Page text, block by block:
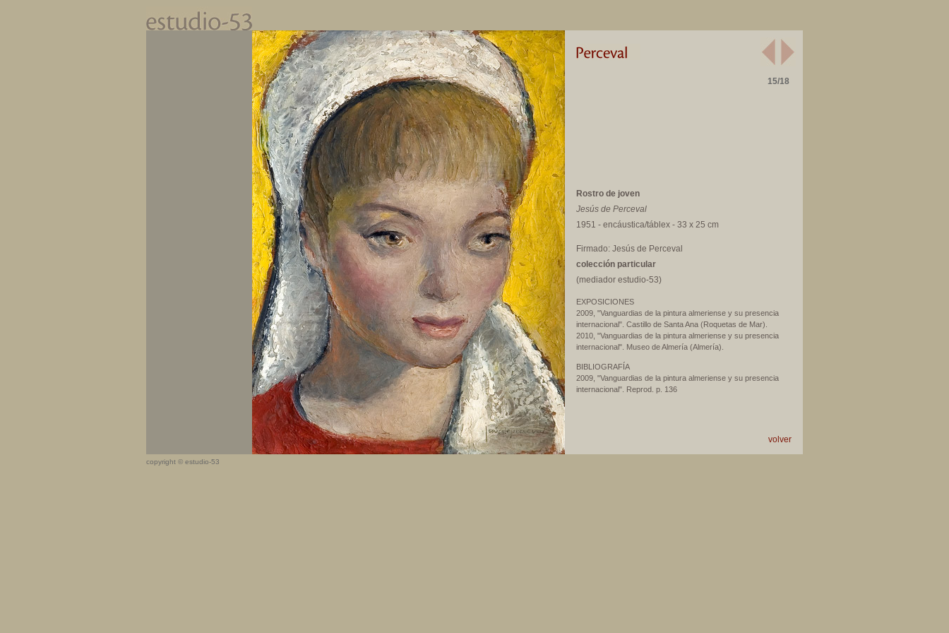
15/18
Rostro de joven
Jesús de Perceval
1951 - encáustica/táblex - 33 x 25 cm
Firmado: Jesús de Perceval
colección particular
(mediador estudio-53)
EXPOSICIONES
2009, "Vanguardias de la pintura almeriense y su presencia
internacional". Castillo de Santa Ana (Roquetas de Mar).
2010, "Vanguardias de la pintura almeriense y su presencia
internacional". Museo de Almería (Almería).
BIBLIOGRAFÍA
2009, "Vanguardias de la pintura almeriense y su presencia
internacional". Reprod. p. 136
volver
copyright © estudio-53